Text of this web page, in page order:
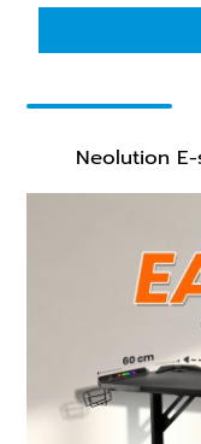
Neolution